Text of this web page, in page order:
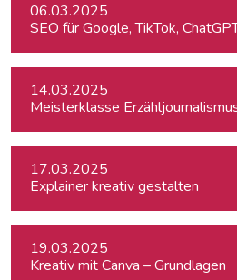
06.03.2025
SEO für Google, TikTok,
14.03.2025
Meisterklasse
17.03.2025
Explainer kreativ gestalten
19.03.2025
Kreativ mit Canva – Grundlagen